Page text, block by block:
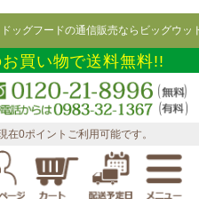
ッグフードの通信販売ならビッグウッ
買い物で送料無料!!
0ポイントご利用可能です。